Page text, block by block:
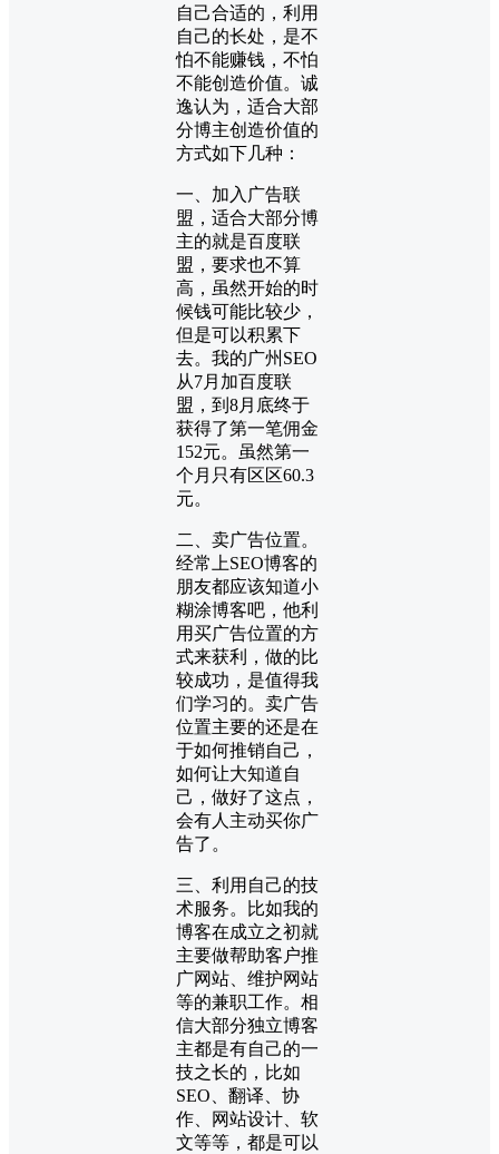
自己合适的，利用
自己的长处，是不
怕不能赚钱，不怕
不能创造价值。诚
逸认为，适合大部
分博主创造价值的
方式如下几种：
一、加入广告联
盟，适合大部分博
主的就是百度联
盟，要求也不算
高，虽然开始的时
候钱可能比较少，
但是可以积累下
去。我的广州SEO
从7月加百度联
盟，到8月底终于
获得了第一笔佣金
152元。虽然第一
个月只有区区60.3
元。
二、卖广告位置。
经常上SEO博客的
朋友都应该知道小
糊涂博客吧，他利
用买广告位置的方
式来获利，做的比
较成功，是值得我
们学习的。卖广告
位置主要的还是在
于如何推销自己，
如何让大知道自
己，做好了这点，
会有人主动买你广
告了。
三、利用自己的技
术服务。比如我的
博客在成立之初就
主要做帮助客户推
广网站、维护网站
等的兼职工作。相
信大部分独立博客
主都是有自己的一
技之长的，比如
SEO、翻译、协
作、网站设计、软
文等等，都是可以